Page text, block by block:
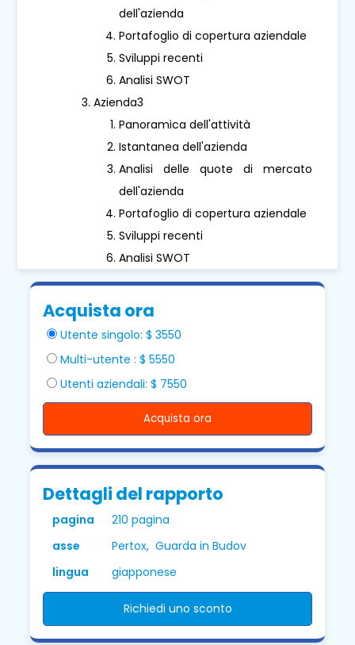
dell'azienda
Portafoglio di copertura aziendale
Sviluppi recenti
Analisi SWOT
Azienda3
Panoramica dell'attività
Istantanea dell'azienda
Analisi delle quote di mercato
dell'azienda
Portafoglio di copertura aziendale
Sviluppi recenti
Analisi SWOT
Acquista ora
Utente singolo: $ 3550
Multi-utente : $ 5550
Utenti aziendali: $ 7550
Acquista ora
Dettagli del rapporto
pagina
210 pagina
asse
Pertox, Guarda in Budov
lingua
giapponese
Richiedi uno sconto